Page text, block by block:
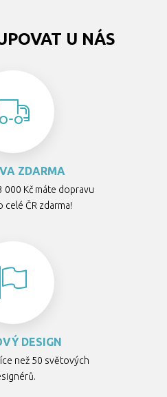
U NÁS
ZDARMA
000 Kč máte dopravu
celé ČR zdarma!
DESIGN
než 50 světových